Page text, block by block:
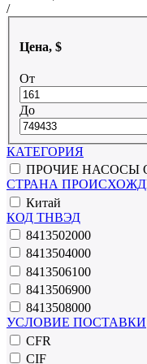
/
Цена, $
От
До
КАТЕГОРИЯ
ПРОЧИЕ НАСОСЫ
СТРАНА
Китай
КОД ТНВЭД
8413502000
8413504000
8413506100
8413506900
8413508000
УСЛОВИЕ ПОСТАВКИ
CFR
CIF